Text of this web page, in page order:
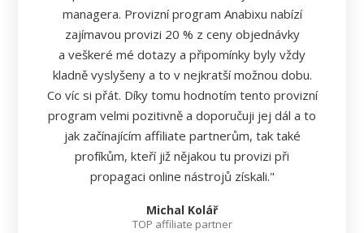
managera. Provizní program Anabixu nabízí
zajímavou provizi 20 % z ceny objednávky
a veškeré mé dotazy a připomínky byly vždy
kladně vyslyšeny a to v nejkratší možnou dobu.
Co víc si přát. Díky tomu hodnotím tento provizní
program velmi pozitivně a doporučuji jej dál a to
jak začínajícím affiliate partnerům, tak také
profíkům, kteří již nějakou tu provizi při
propagaci online nástrojů získali."
Michal Kolář
TOP affiliate partner